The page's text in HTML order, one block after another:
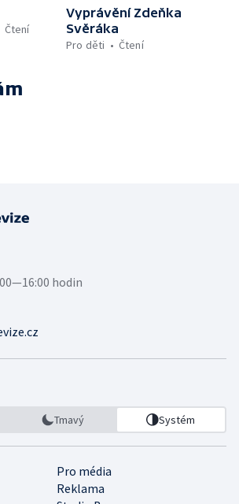
Čtení
Vyprávění Zdeňka
Svěráka
Pro děti
Čtení
hodin
Tmavý Systém
Pro média
Reklama